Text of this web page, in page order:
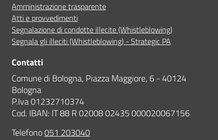
Amministrazione trasparente
Atti e provvedimenti
Segnalazione di condotte illecite (Whistleblowing)
Segnala gli illeciti (Whistleblowing) - Strategic PA
Contatti
Comune di Bologna, Piazza Maggiore, 6 - 40124
Bologna
P.Iva 01232710374
Cod. IBAN: IT 88 R 02008 02435 000020067156
Telefono051 203040